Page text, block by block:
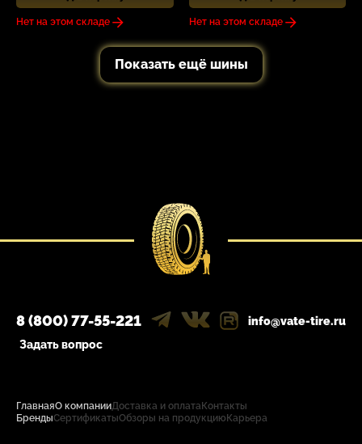
Нет на этом складе Нет на этом складе
Показать ещё шины
ГлавнаяО компанииДоставка и оплата Контакты
БрендыСертификатыОбзоры на продукцию Карьера
8 (800) 77-55-221
info@vate-tire.ru
Задать вопрос